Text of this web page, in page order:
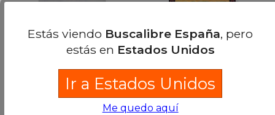
Estás viendo Buscalibre España, pero
estás en Estados Unidos
Ir a Estados Unidos
Me quedo aquí